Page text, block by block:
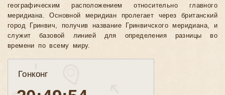
географическим расположением относительно главного
меридиана. Основной меридиан пролегает через британский
город Гринвич, получив название Гринвичского меридиана, и
служит базовой линией для определения разницы во
времени по всему миру.
Гонконг